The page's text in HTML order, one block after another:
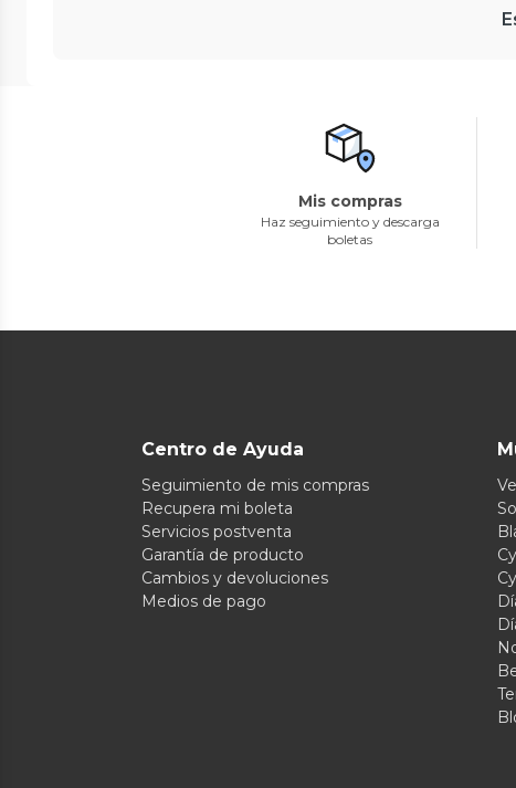
Mis compras
Haz seguimiento y descarga
boletas
Centro de Ayuda
Seguimiento de mis compras
Recupera mi boleta
Servicios postventa
Garantía de producto
Cambios y devoluciones
Medios de pago